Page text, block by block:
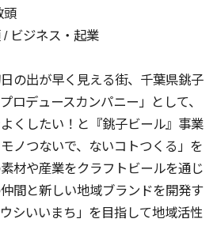
頭
ビジネス・起業
の出が早く見える街、千葉県銚子
ロデュースカンパニー」として、
くしたい！と『銚子ビール』事業
ノつないで、ないコトつくる」を
材や産業をクラフトビールを通じ
間と新しい地域ブランドを開発す
シいいまち」を目指して地域活性